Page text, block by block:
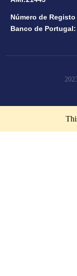
Número de Registo
Banco de Portugal: